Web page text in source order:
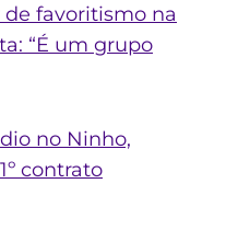
favoritismo na
“É um grupo
no Ninho,
contrato